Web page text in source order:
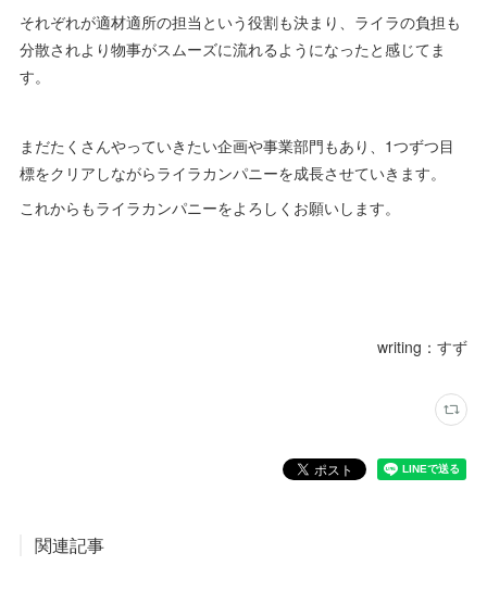
それぞれが適材適所の担当という役割も決まり、ライラの負担も
分散されより物事がスムーズに流れるようになったと感じてま
す。
まだたくさんやっていきたい企画や事業部門もあり、1つずつ目
標をクリアしながらライラカンパニーを成長させていきます。
これからもライラカンパニーをよろしくお願いします。
writing：すず
関連記事